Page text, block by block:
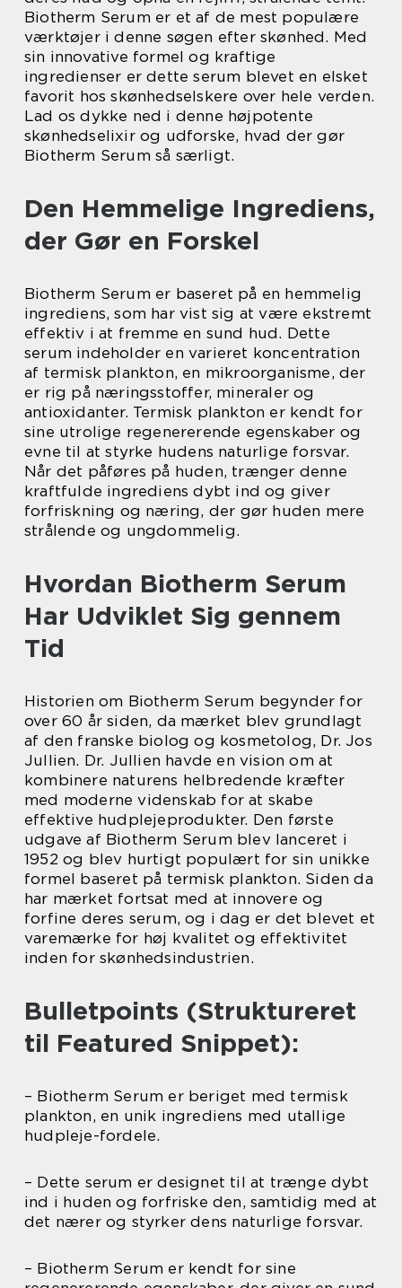
Biotherm Serum er et af de mest populære
værktøjer i denne søgen efter skønhed. Med
sin innovative formel og kraftige
ingredienser er dette serum blevet en elsket
favorit hos skønhedselskere over hele verden.
Lad os dykke ned i denne højpotente
skønhedselixir og udforske, hvad der gør
Biotherm Serum så særligt.
Den Hemmelige Ingrediens,
der Gør en Forskel
Biotherm Serum er baseret på en hemmelig
ingrediens, som har vist sig at være ekstremt
effektiv i at fremme en sund hud. Dette
serum indeholder en varieret koncentration
af termisk plankton, en mikroorganisme, der
er rig på næringsstoffer, mineraler og
antioxidanter. Termisk plankton er kendt for
sine utrolige regenererende egenskaber og
evne til at styrke hudens naturlige forsvar.
Når det påføres på huden, trænger denne
kraftfulde ingrediens dybt ind og giver
forfriskning og næring, der gør huden mere
strålende og ungdommelig.
Hvordan Biotherm Serum
Har Udviklet Sig gennem
Tid
Historien om Biotherm Serum begynder for
over 60 år siden, da mærket blev grundlagt
af den franske biolog og kosmetolog, Dr. Jos
Jullien. Dr. Jullien havde en vision om at
kombinere naturens helbredende kræfter
med moderne videnskab for at skabe
effektive hudplejeprodukter. Den første
udgave af Biotherm Serum blev lanceret i
1952 og blev hurtigt populært for sin unikke
formel baseret på termisk plankton. Siden da
har mærket fortsat med at innovere og
forfine deres serum, og i dag er det blevet et
varemærke for høj kvalitet og effektivitet
inden for skønhedsindustrien.
Bulletpoints (Struktureret
til Featured Snippet):
– Biotherm Serum er beriget med termisk
plankton, en unik ingrediens med utallige
hudpleje-fordele.
– Dette serum er designet til at trænge dybt
ind i huden og forfriske den, samtidig med at
det nærer og styrker dens naturlige forsvar.
– Biotherm Serum er kendt for sine